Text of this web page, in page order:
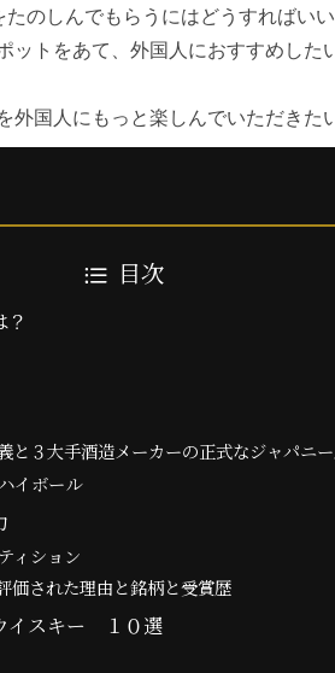
のしんでもらうにはどうすればい
ットをあて、外国人におすすめした
国人にもっと楽しんでいただきた
目次
と３大手酒造メーカーの正式なジャパニ
イボール
ィション
価された理由と銘柄と受賞歴
イスキー １０選